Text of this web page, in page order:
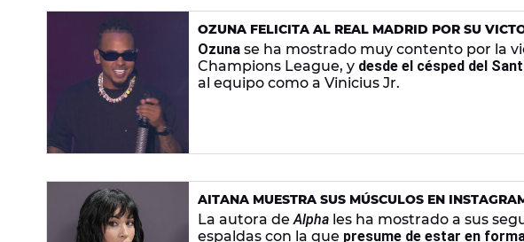
OZUNA FELICITA AL REAL MADRID POR SU
CLARA SU AMISTAD CON VINICIUS JR.
Ozuna se ha mostrado muy contento por la
Champions League, y desde el césped del
al equipo como a Vinicius Jr.
AITANA MUESTRA SUS MÚSCULOS EN
DEPORTE"
La autora deAlpha les ha mostrado a sus
espaldas con la que presume de estar en